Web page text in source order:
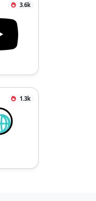
3.6k
1.3k